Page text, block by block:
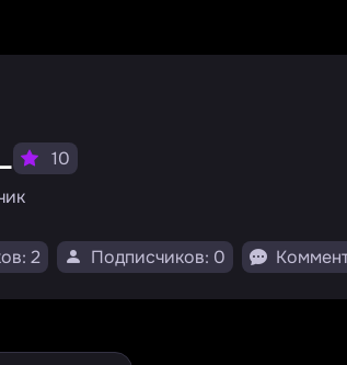
10
2 Подписчиков: 0